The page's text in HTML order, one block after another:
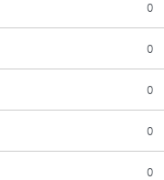
0
0
0
0
0